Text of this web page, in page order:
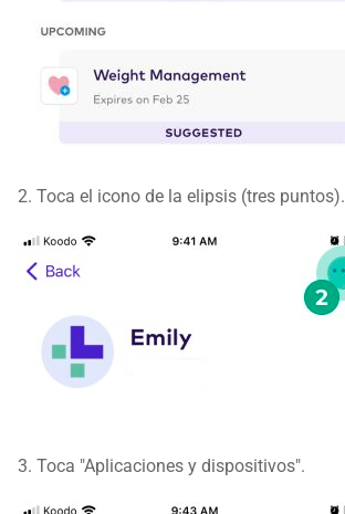
2. Toca el icono de la elipsis (tres puntos).
3. Toca "Aplicaciones y dispositivos".